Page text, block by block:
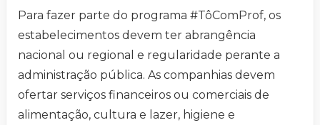
Para fazer parte do programa #TôComProf, os
estabelecimentos devem ter abrangência
nacional ou regional e regularidade perante a
administração pública. As companhias devem
ofertar serviços financeiros ou comerciais de
alimentação, cultura e lazer, higiene e